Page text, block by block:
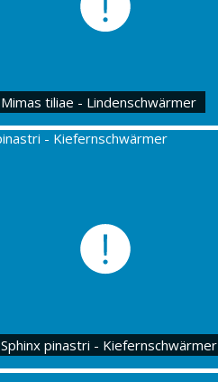
Mimas tiliae - Lindenschwärmer
Sphinx pinastri - Kiefernschwärmer